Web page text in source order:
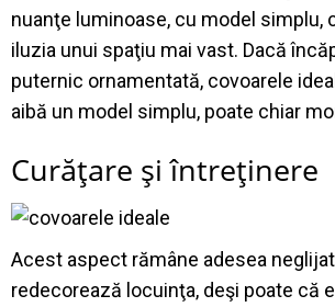
nuanţe luminoase, cu model simplu,
iluzia unui spaţiu mai vast. Dacă
puternic ornamentată, covoarele
aibă un model simplu, poate chiar
Curăţare şi întreţinere
Acest aspect rămâne adesea
redecorează locuinţa, deşi poate că